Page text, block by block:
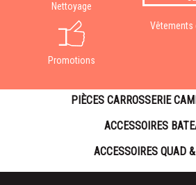
Nettoyage
Promotions
Vêtements
PIÈCES CARROSSERIE
ACCESSOIRES
ACCESSOIRES QUAD